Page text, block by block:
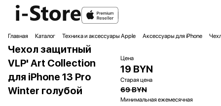
Главная Каталог Техника и аксессуары Apple Аксессуары для iPhone
Чехол защитный
VLP' Art Collection
для iPhone 13 Pro
Winter голубой
Цена
19 BYN
Старая цена
69 BYN
Минимальная ежемесячная